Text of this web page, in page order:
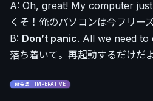
A: Oh, great! My computer
くそ！俺のパソコンは今フリー
B: Don’t panic. All we need to
落ち着いて。再起動するだけだよ
命令法 IMPERATIVE